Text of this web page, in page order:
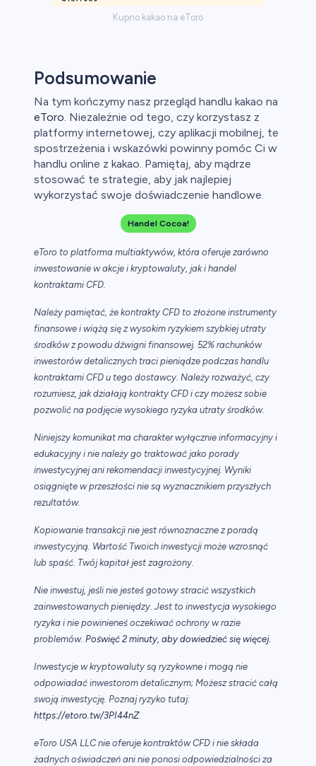
Kupno kakao na eToro
Podsumowanie
Na tym kończymy nasz przegląd handlu kakao na
eToro. Niezależnie od tego, czy korzystasz z
platformy internetowej, czy aplikacji mobilnej, te
spostrzeżenia i wskazówki powinny pomóc Ci w
handlu online z kakao. Pamiętaj, aby mądrze
stosować te strategie, aby jak najlepiej
wykorzystać swoje doświadczenie handlowe.
Handel Cocoa!
eToro to platforma multiaktywów, która oferuje zarówno
inwestowanie w akcje i kryptowaluty, jak i handel
kontraktami CFD.
Należy pamiętać, że kontrakty CFD to złożone instrumenty
finansowe i wiążą się z wysokim ryzykiem szybkiej utraty
środków z powodu dźwigni finansowej. 52% rachunków
inwestorów detalicznych traci pieniądze podczas handlu
kontraktami CFD u tego dostawcy. Należy rozważyć, czy
rozumiesz, jak działają kontrakty CFD i czy możesz sobie
pozwolić na podjęcie wysokiego ryzyka utraty środków.
Niniejszy komunikat ma charakter wyłącznie informacyjny i
edukacyjny i nie należy go traktować jako porady
inwestycyjnej ani rekomendacji inwestycyjnej. Wyniki
osiągnięte w przeszłości nie są wyznacznikiem przyszłych
rezultatów.
Kopiowanie transakcji nie jest równoznaczne z poradą
inwestycyjną. Wartość Twoich inwestycji może wzrosnąć
lub spaść. Twój kapitał jest zagrożony.
Nie inwestuj, jeśli nie jesteś gotowy stracić wszystkich
zainwestowanych pieniędzy. Jest to inwestycja wysokiego
ryzyka i nie powinieneś oczekiwać ochrony w razie
problemów. Poświęć 2 minuty, aby dowiedzieć się więcej.
Inwestycje w kryptowaluty są ryzykowne i mogą nie
odpowiadać inwestorom detalicznym; Możesz stracić całą
swoją inwestycję. Poznaj ryzyko tutaj:
https://etoro.tw/3PI44nZ.
eToro USA LLC nie oferuje kontraktów CFD i nie składa
żadnych oświadczeń ani nie ponosi odpowiedzialności za